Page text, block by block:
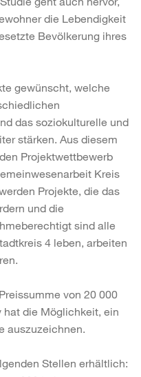
die Lebendigkeit
Bevölkerung ihres
gewünscht, welche
das soziokulturelle und
stärken. Aus diesem
Projektwettbewerb
Kreis
Projekte, die das
und die
sind alle
4 leben, arbeiten
von 20 000
hat die Möglichkeit, ein
auszuzeichnen.
Stellen erhältlich: